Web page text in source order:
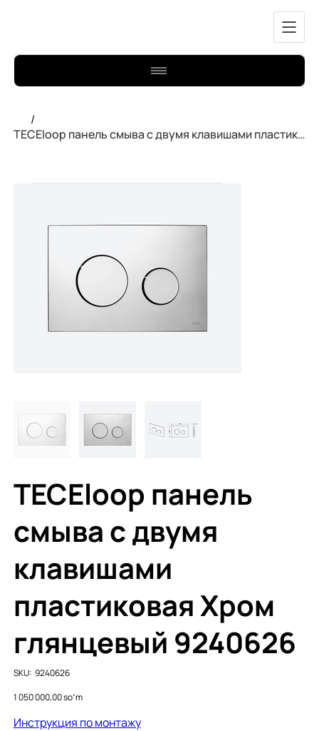
/
TECEloop панель смыва с двумя клавишами пластиковая Хром глянцевый 9240626
TECEloop панель
смыва с двумя
клавишами
пластиковая Хром
глянцевый 9240626
SKU: SKU
9240626
9240626
Price
1 050 000,00 soʻm
Инструкция по монтажу